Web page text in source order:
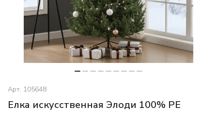
Арт. 105648
Елка искусственная Элоди 100% PE